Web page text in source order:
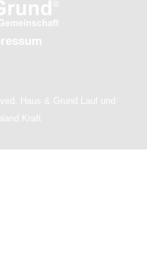
Haus & Grund Lauf und
Kraft